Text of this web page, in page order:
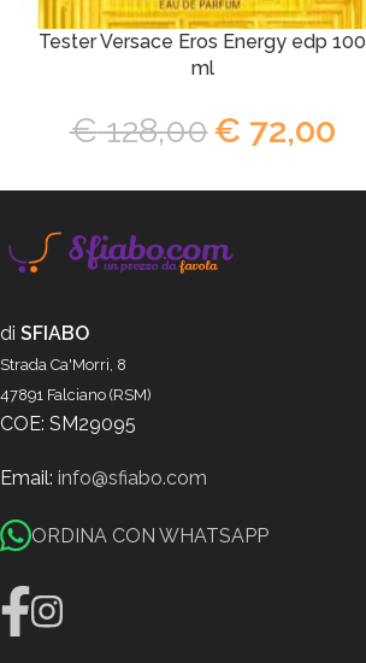
Tester Versace Eros Energy edp 100
ml
€128,00€ 72,00
di SFIABO
Strada Ca'Morri, 8
47891 Falciano (RSM)
COE: SM29095
Email: info@sfiabo.com
ORDINA CON WHATSAPP